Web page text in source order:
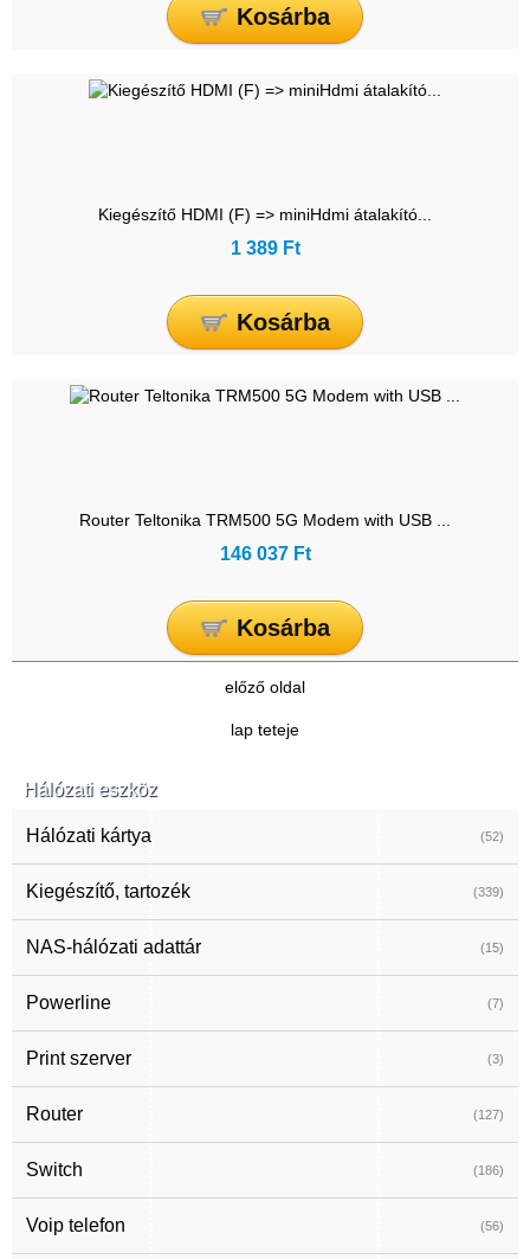
Hálózati eszköz
Hálózati kártya (52)
Kiegészítő, tartozék (339)
NAS-hálózati adattár (15)
Powerline (7)
Print szerver (3)
Router (127)
Switch (186)
Voip telefon (56)
Kosárba
Kiegészítő HDMI (F) => miniHdmi átalakító...
1 389 Ft
Kosárba
Router Teltonika TRM500 5G Modem with USB ...
146 037 Ft
Kosárba
előző oldal
lap teteje